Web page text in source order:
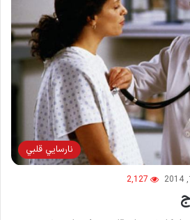
نارسايي قلبي
2,127